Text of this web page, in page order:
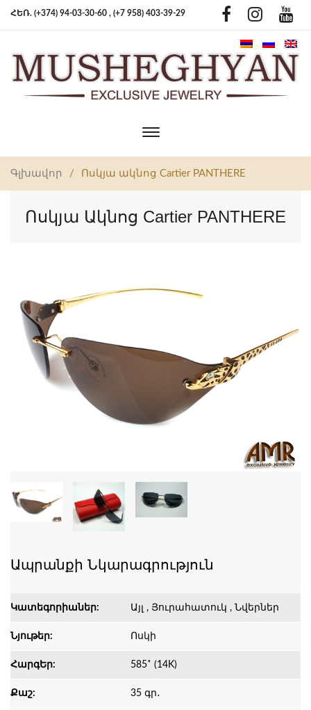
ՀԵՌ. (+374) 94-03-30-60 , (+7 958) 403-39-29
Toggle
navigation
Գլխավոր / Ոսկյա ակնոց Cartier PANTHERE
Ոսկյա Ակնոց Cartier PANTHERE
Ապրանքի Նկարագրություն
Կատեգորիաներ: Այլ , Յուրահատուկ , Նվերներ
Նյութեր: Ոսկի
ՀարգԵր: 585˚ (14K)
Քաշ: 35 գր․